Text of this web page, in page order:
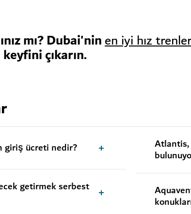
mı? Dubai'ninen iyi hız
çıkarın.
ücreti nedir?
getirmek serbest